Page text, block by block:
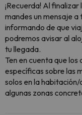
¡Recuerda! Al
mandes un mensaje a
informando de que
podremos avisar al
tu llegada.
Ten en cuenta que
específicas sobre las
solos en la
algunas zonas